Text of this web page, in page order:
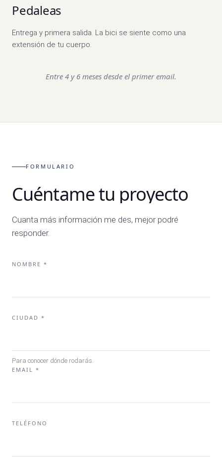
Pedaleas
Entrega y primera salida. La bici se siente como una
extensión de tu cuerpo.
Entre 4 y 6 meses desde el primer email.
FORMULARIO
Cuéntame tu proyecto
Cuanta más información me des, mejor podré
responder.
NOMBRE *
CIUDAD *
Para conocer dónde rodarás.
EMAIL *
TELÉFONO